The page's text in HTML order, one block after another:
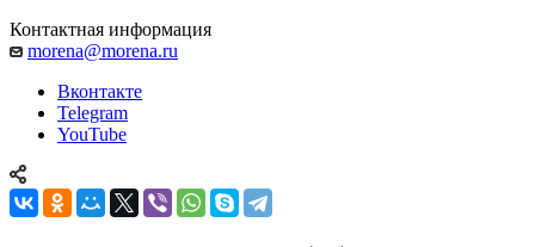
Контактная информация
morena@morena.ru
Вконтакте
Telegram
YouTube